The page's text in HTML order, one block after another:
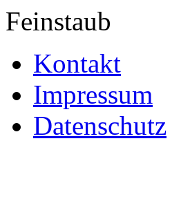
Feinstaub
Kontakt
Impressum
Datenschutz